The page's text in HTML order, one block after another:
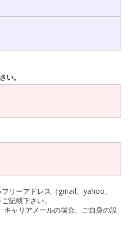
い。
フリーアドレス（gmail、yahoo、
記載下さい。
合、ご自身の設